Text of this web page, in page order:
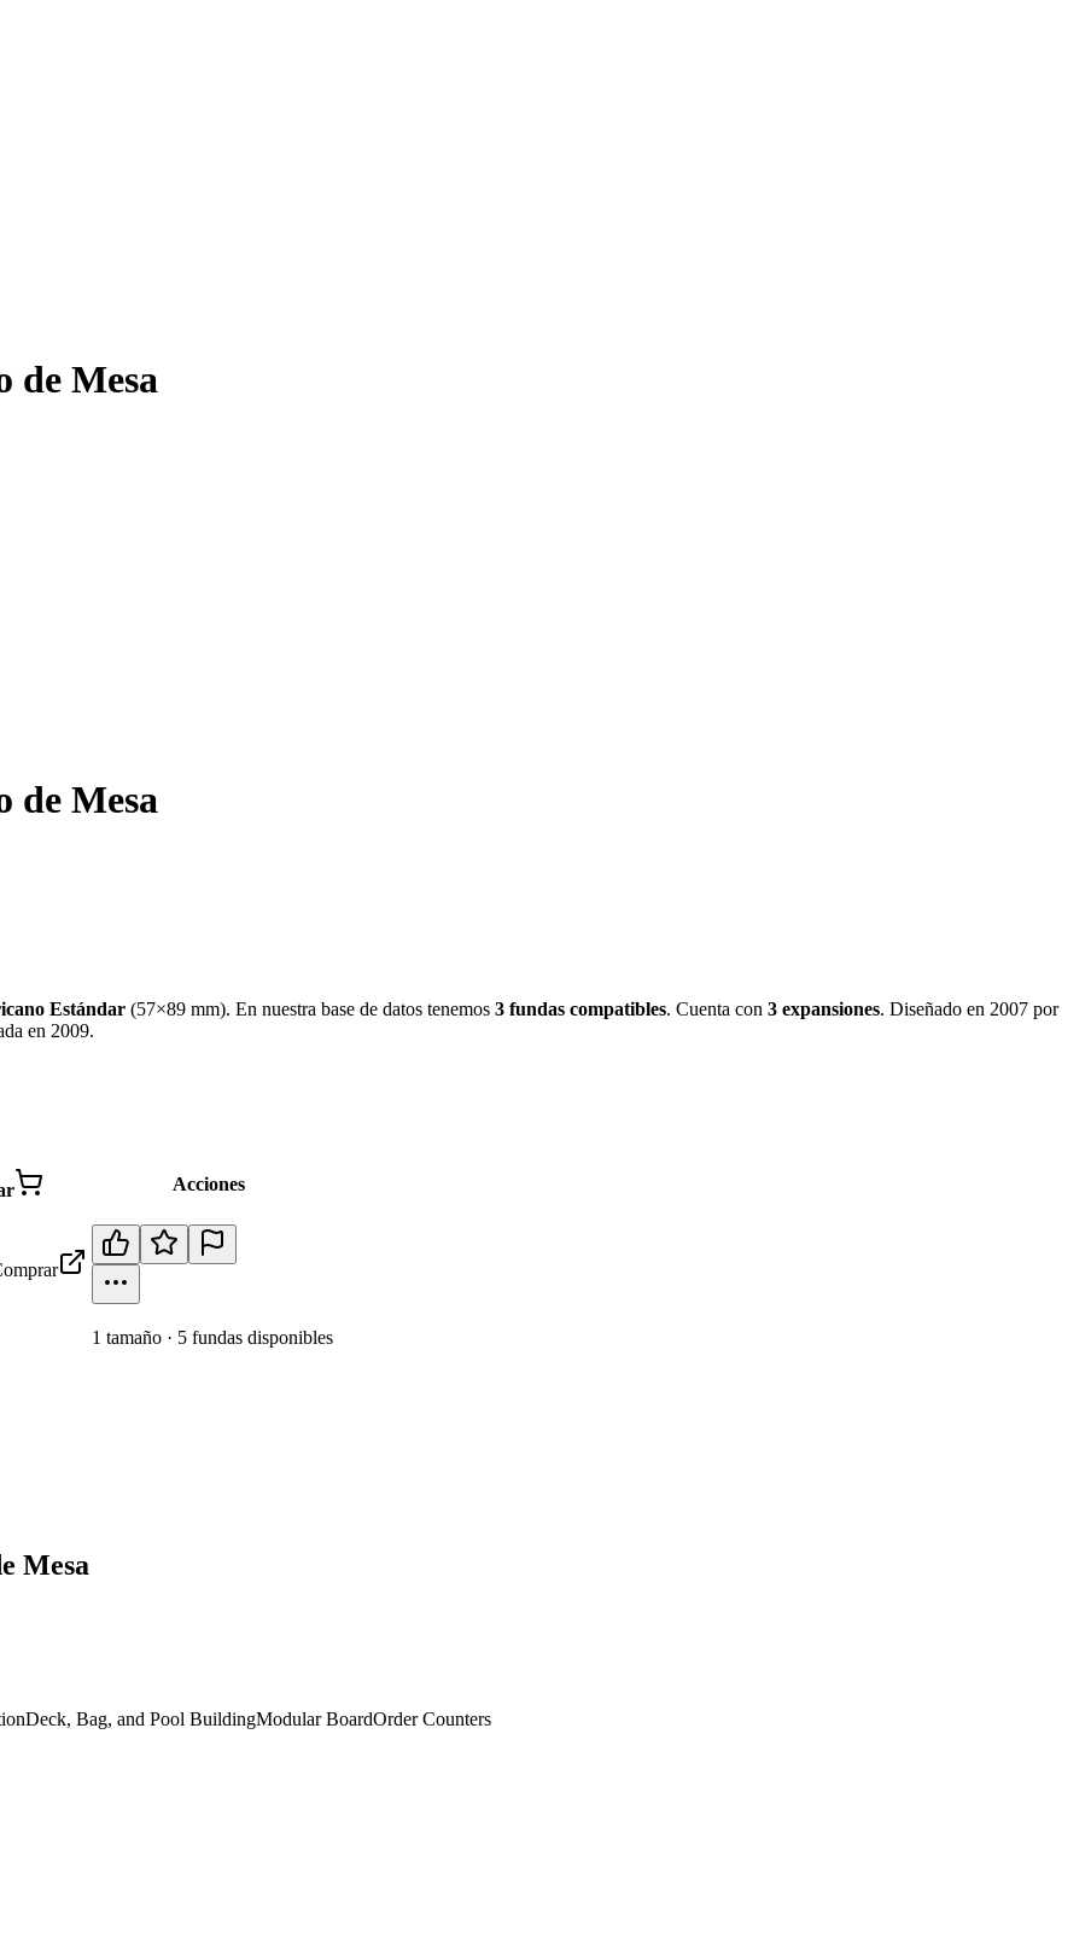
de Mesa
de Mesa
Estándar (57×89 mm). En nuestra base de datos tenemos 3 fundas compatibles. Cuenta con 3 expansiones. Diseñado en 2007 por
en 2009.
Acciones
1 tamaño · 5 fundas disponibles
Mesa
Deck, Bag, and Pool BuildingModular BoardOrder Counters